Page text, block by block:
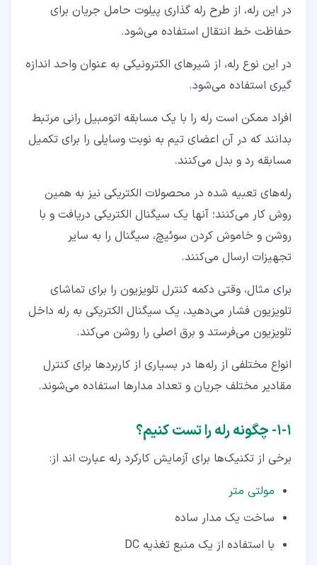
در این رله، از طرح رله‌ گذاری پیلوت حامل جریان برای
حفاظت خط انتقال استفاده می‌شود.
در این نوع رله‌، از شیرهای الکترونیکی به عنوان واحد اندازه‌
گیری استفاده می‌شود.
افراد ممکن است رله را با یک مسابقه اتومبیل‌ رانی مرتبط
بدانند که در آن اعضای تیم به نوبت وسایلی را برای تکمیل
مسابقه رد و بدل می‌کنند.
رله‌های تعبیه شده در محصولات الکتریکی نیز به همین
روش کار می‌کنند؛ آنها یک سیگنال الکتریکی دریافت و با
روشن و خاموش کردن سوئیچ، سیگنال را به سایر
تجهیزات ارسال می‌کنند.
برای مثال، وقتی دکمه‌ کنترل تلویزیون را برای تماشای
تلویزیون فشار می‌دهید، یک سیگنال الکتریکی به رله داخل
تلویزیون می‌فرستد و برق اصلی را روشن می‌کند.
انواع مختلفی از رله‌ها در بسیاری از کاربردها برای کنترل
مقادیر مختلف جریان و تعداد مدارها استفاده می‌شوند.
۱‏-‏۱‏- چگونه رله را تست کنیم؟
برخی از تکنیک‌ها برای آزمایش کارکرد رله عبارت اند از:
مولتی متر
ساخت یک مدار ساده
با استفاده از یک منبع تغذیه DC